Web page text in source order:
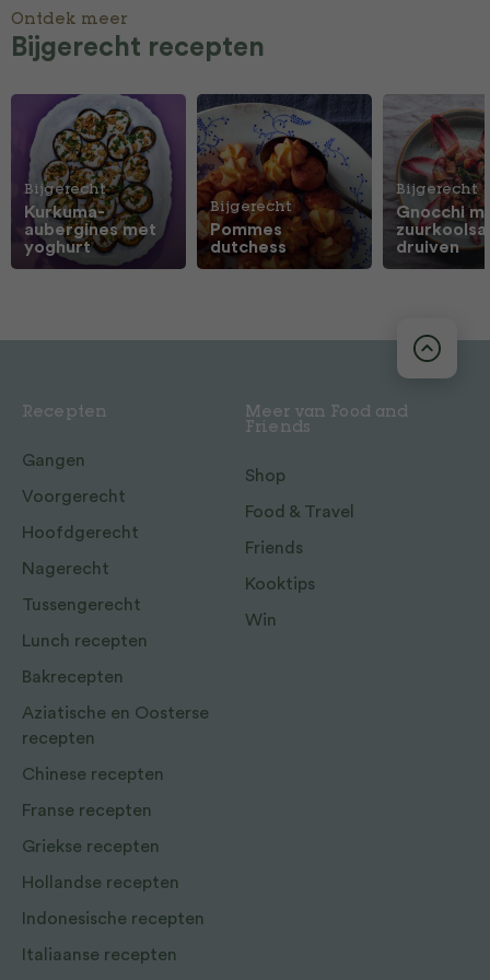
Ontdek meer
Bijgerecht recepten
Bijgerecht
Kurkuma-
aubergines met
yoghurt
Bijgerecht
Pommes
dutchess
Bijgerecht
Gnocchi
druiven
Recepten
Gangen
Voorgerecht
Hoofdgerecht
Nagerecht
Tussengerecht
Lunch recepten
Bakrecepten
Aziatische en Oosterse
recepten
Chinese recepten
Franse recepten
Griekse recepten
Hollandse recepten
Indonesische recepten
Italiaanse recepten
Meer van Food and
Friends
Shop
Food & Travel
Friends
Kooktips
Win